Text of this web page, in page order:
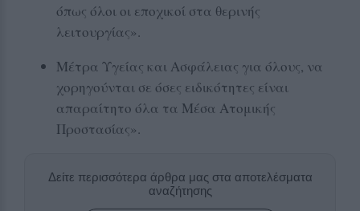
όπως όλοι οι εποχικοί στα θερινής
λειτουργίας».
Μέτρα Υγείας και Ασφάλειας για όλους, να
χορηγούνται σε όσες ειδικότητες είναι
απαραίτητο όλα τα Μέσα Ατομικής
Προστασίας».
Δείτε περισσότερα άρθρα μας στα αποτελέσματα
αναζήτησης